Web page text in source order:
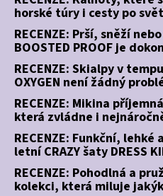
horské túry i cesty po
RECENZE: Prší, sněží
BOOSTED PROOF je
RECENZE: Skialpy v
OXYGEN není žádný
RECENZE: Mikina
která zvládne i
RECENZE: Funkční,
letní CRAZY šaty DRESS
RECENZE: Pohodlná a
kolekci, která miluje